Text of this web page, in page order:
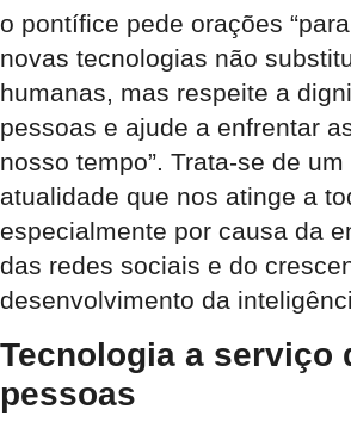
o pontífice pede orações “
novas tecnologias não
humanas, mas respeite a
pessoas e ajude a enfrentar
nosso tempo”. Trata-se de
atualidade que nos atinge a
especialmente por causa da
das redes sociais e do
desenvolvimento da
Tecnologia a serviço
pessoas